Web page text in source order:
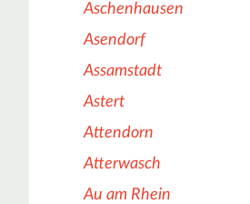
Aschenhausen
Asendorf
Assamstadt
Astert
Attendorn
Atterwasch
Au am Rhein